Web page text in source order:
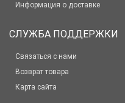
Информация о доставке
СЛУЖБА ПОДДЕРЖКИ
Связаться с нами
Возврат товара
Карта сайта